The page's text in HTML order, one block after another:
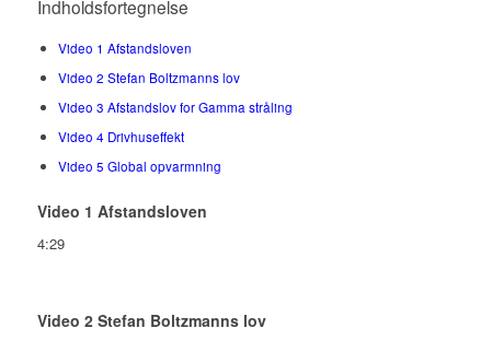
Indholdsfortegnelse
Video 1 Afstandsloven
Video 2 Stefan Boltzmanns lov
Video 3 Afstandslov for Gamma stråling
Video 4 Drivhuseffekt
Video 5 Global opvarmning
Video 1 Afstandsloven
4:29
Video 2 Stefan Boltzmanns lov